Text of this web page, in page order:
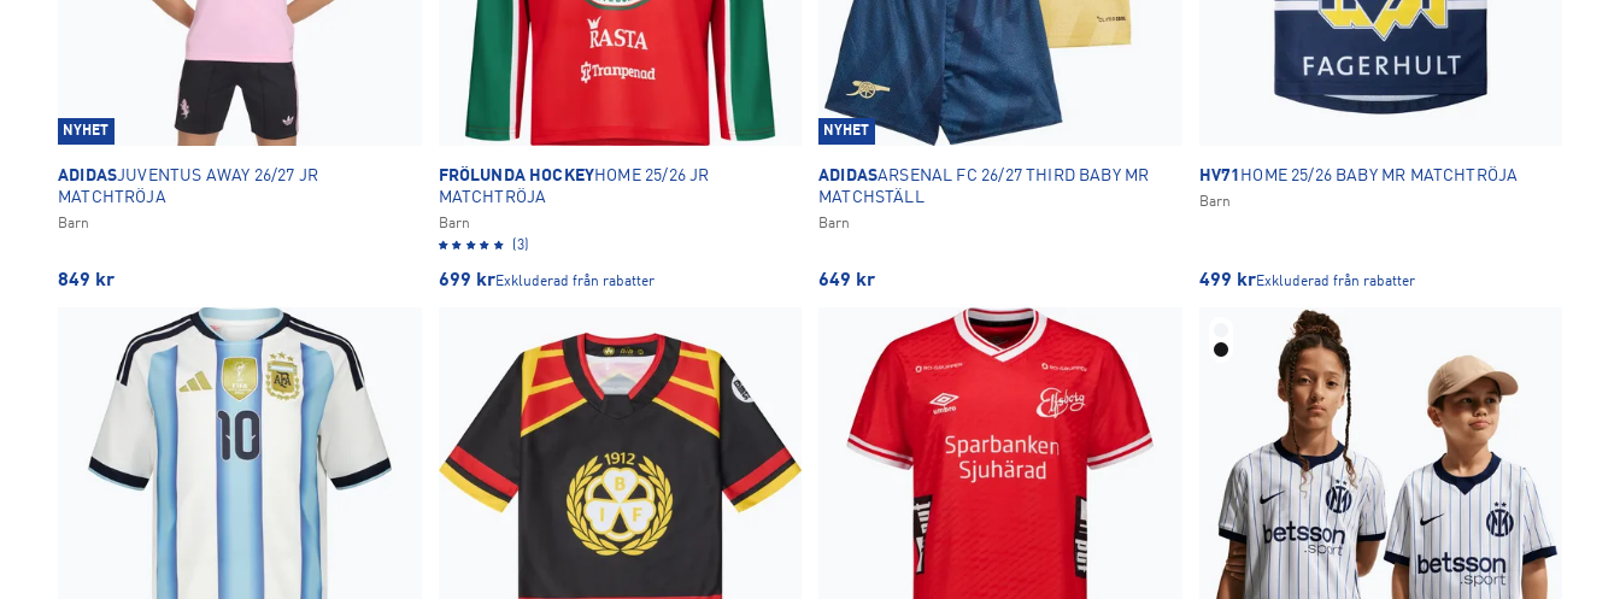
NYHET
ADIDASJUVENTUS AWAY 26/27 JR
MATCHTRÖJA
Barn
849 kr
FRÖLUNDA HOCKEYHOME 25/26 JR
MATCHTRÖJA
Barn
(3)
699 krExkluderad från rabatter
NYHET
ADIDASARSENAL FC 26/27 THIRD BABY MR
MATCHSTÄLL
Barn
649 kr
HV71 HOME 25/26 BABY MR MATCHTRÖJA
Barn
499 krExkluderad från rabatter